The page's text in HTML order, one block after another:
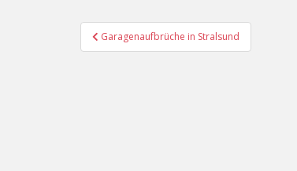
Beitragsnavigation
Garagenaufbrüche in Stralsund